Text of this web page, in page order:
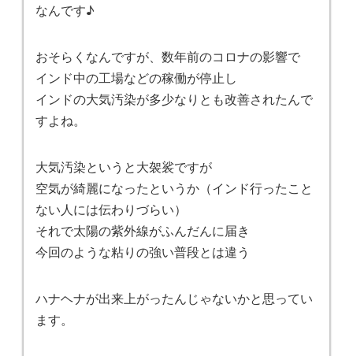
なんです♪
おそらくなんですが、数年前のコロナの影響で
インド中の工場などの稼働が停止し
インドの大気汚染が多少なりとも改善されたんで
すよね。
大気汚染というと大袈裟ですが
空気が綺麗になったというか（インド行ったこと
ない人には伝わりづらい）
それで太陽の紫外線がふんだんに届き
今回のような粘りの強い普段とは違う
ハナヘナが出来上がったんじゃないかと思ってい
ます。